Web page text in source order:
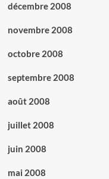
décembre 2008
novembre 2008
octobre 2008
septembre 2008
août 2008
juillet 2008
juin 2008
mai 2008